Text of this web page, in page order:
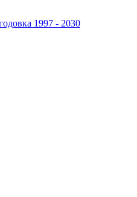
1997 - 2030